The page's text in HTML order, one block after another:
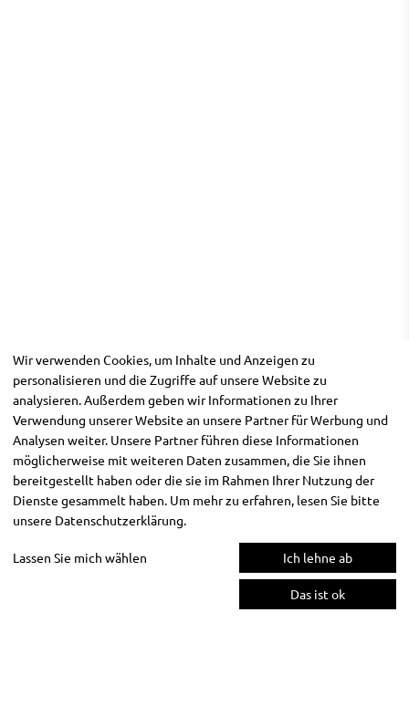
Wir verwenden Cookies, um Inhalte und Anzeigen zu
personalisieren und die Zugriffe auf unsere Website zu
analysieren. Außerdem geben wir Informationen zu Ihrer
Verwendung unserer Website an unsere Partner für Werbung und
Analysen weiter. Unsere Partner führen diese Informationen
möglicherweise mit weiteren Daten zusammen, die Sie ihnen
bereitgestellt haben oder die sie im Rahmen Ihrer Nutzung der
Dienste gesammelt haben. Um mehr zu erfahren, lesen Sie bitte
unsere Datenschutzerklärung.
Lassen Sie mich wählen Ich lehne ab
Das ist ok